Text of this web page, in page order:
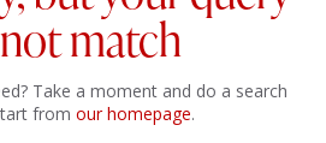
match
Take a moment and do a search
from our homepage.